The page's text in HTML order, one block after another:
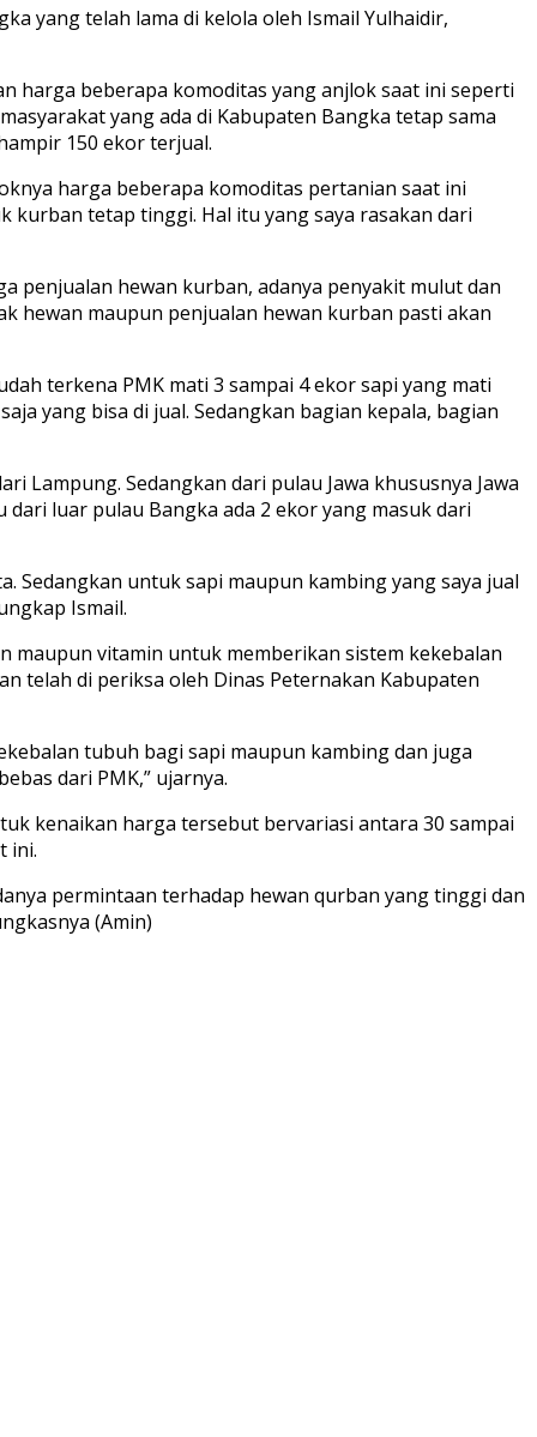
yang telah lama di kelola oleh Ismail Yulhaidir,
harga beberapa komoditas yang anjlok saat ini seperti
yang ada di Kabupaten Bangka tetap sama
150 ekor terjual.
harga beberapa komoditas pertanian saat ini
tetap tinggi. Hal itu yang saya rasakan dari
penjualan hewan kurban, adanya penyakit mulut dan
hewan maupun penjualan hewan kurban pasti akan
terkena PMK mati 3 sampai 4 ekor sapi yang mati
yang bisa di jual. Sedangkan bagian kepala, bagian
Lampung. Sedangkan dari pulau Jawa khususnya Jawa
luar pulau Bangka ada 2 ekor yang masuk dari
Sedangkan untuk sapi maupun kambing yang saya jual
Ismail.
maupun vitamin untuk memberikan sistem kekebalan
telah di periksa oleh Dinas Peternakan Kabupaten
tubuh bagi sapi maupun kambing dan juga
dari PMK,” ujarnya.
kenaikan harga tersebut bervariasi antara 30 sampai
ini.
permintaan terhadap hewan qurban yang tinggi dan
(Amin)